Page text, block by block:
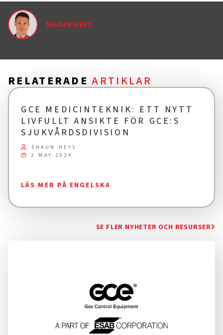
SHAUN HEYS
RELATERADE ARTIKLAR
GCE MEDICINTEKNIK: ETT NYTT
LIVFULLT ANSIKTE FÖR GCE:S
SJUKVÅRDSDIVISION
SHAUN HEYS
2 MAY 2024
LÄS MER PÅ ENGELSKA
SE FLER NYHETER OCH RESURSER